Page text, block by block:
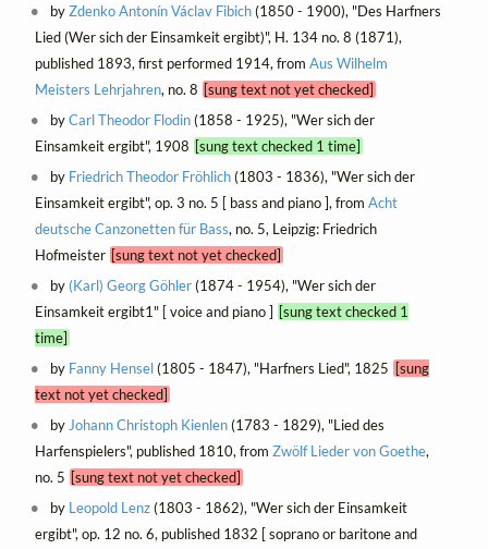
byZdenko Antonín Václav Fibich(1850 - 1900), "Des Harfners
Lied (Wer sich der Einsamkeit ergibt)", H. 134 no. 8 (1871),
published 1893, first performed 1914, from Aus Wilhelm
Meisters Lehrjahren, no. 8 [sung text not yet checked]
byCarl Theodor Flodin(1858 - 1925), "Wer sich der
Einsamkeit ergibt", 1908 [sung text checked 1 time]
by Friedrich Theodor Fröhlich(1803 - 1836), "Wer sich der
Einsamkeit ergibt", op. 3 no. 5 [ bass and piano ], from Acht
deutsche Canzonetten für Bass, no. 5, Leipzig: Friedrich
Hofmeister [sung text not yet checked]
by (Karl) Georg Göhler(1874 - 1954), "Wer sich der
Einsamkeit ergibt1" [ voice and piano ] [sung text checked 1
time]
by Fanny Hensel(1805 - 1847), "Harfners Lied", 1825 [sung
text not yet checked]
by Johann Christoph Kienlen(1783 - 1829), "Lied des
Harfenspielers", published 1810, from Zwölf Lieder von Goethe,
no. 5 [sung text not yet checked]
by Leopold Lenz(1803 - 1862), "Wer sich der Einsamkeit
ergibt", op. 12 no. 6, published 1832 [ soprano or baritone and